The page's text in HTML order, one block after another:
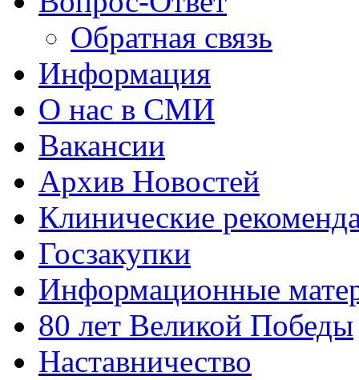
Обратная связь
Информация
О нас в СМИ
Вакансии
Архив Новостей
Клинические
Госзакупки
Информационные
80 лет Великой Победы
Наставничество